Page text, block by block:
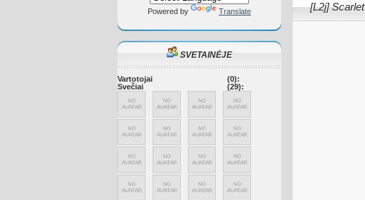
Powered by Translate
SVETAINĖJE
Vartotojai
(0):
Svečiai
(29):
[L2j]